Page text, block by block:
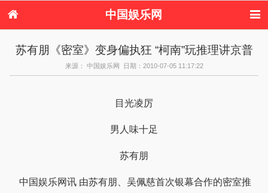
中国娱乐网
内地娱乐
港台娱乐
日本娱乐 韩国娱乐
欧美娱乐
音乐新闻 影视新闻
内地明星八卦
苏有朋《密室》变身偏执狂 “柯南”玩推理讲京普
来源： 中国娱乐网 日期：2010-07-05 11:17:22
目光凌厉
男人味十足
苏有朋
中国娱乐网讯 由苏有朋、吴佩慈首次银幕合作的密室推